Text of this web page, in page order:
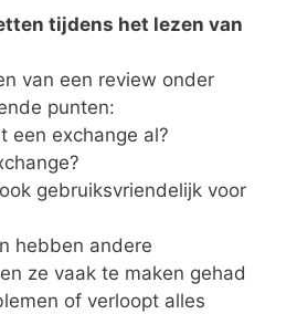
tijdens het lezen van
van een review onder
punten:
een exchange al?
gebruiksvriendelijk voor
hebben andere
ze vaak te maken gehad
of verloopt alles